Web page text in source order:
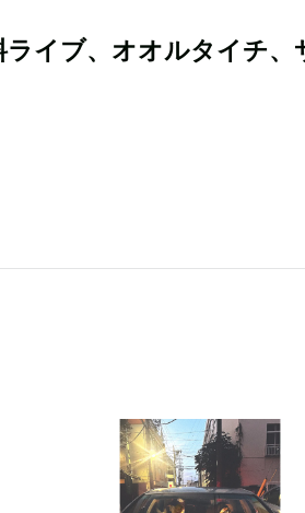
ライブ、オオルタイチ、